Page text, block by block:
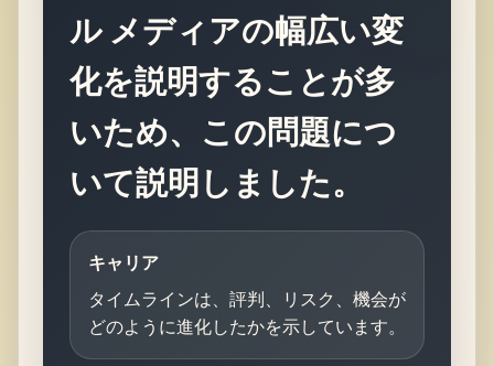
ル メディアの幅広い変
化を説明することが多
いため、この問題につ
いて説明しました。
キャリア
タイムラインは、評判、リスク、機会が
どのように進化したかを示しています。